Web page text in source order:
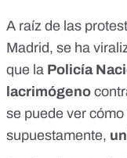
A raíz de las
Madrid, se ha
que la Policía
lacrimógeno
se puede ver cómo
supuestamente,